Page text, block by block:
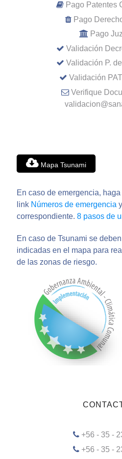
Pago Patentes
Pago
Pago
Validación
Validación P.
Validación
Verifique
Mapa Tsunami
En caso de emergencia,
link Números de emergencia
correspondiente. 8 pasos de
En caso de Tsunami se
indicadas en el mapa para
de las zonas de riesgo.
+56 - 35 -
+56 - 35 -